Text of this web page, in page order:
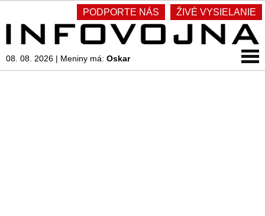
PODPORTE NÁS ŽIVÉ VYSIELANIE
08. 08. 2026 | Meniny má: Oskar